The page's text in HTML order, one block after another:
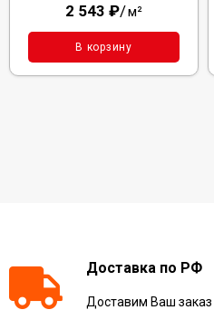
2 543 ₽/м²
В корзину
Доставка по РФ
Доставим Ваш